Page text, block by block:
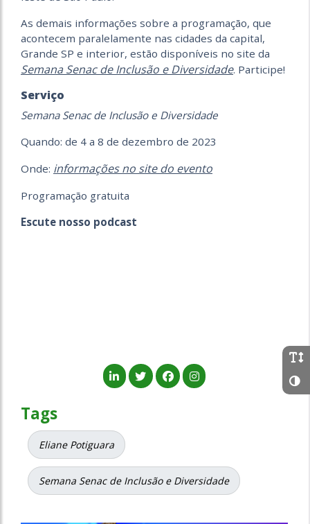
As demais informações sobre a programação, que
acontecem paralelamente nas cidades da capital,
Grande SP e interior, estão disponíveis no site da
Semana Senac de Inclusão e Diversidade. Participe!
Serviço
Semana Senac de Inclusão e Diversidade
Quando: de 4 a 8 de dezembro de 2023
Onde: informações no site do evento
Programação gratuita
Escute nosso podcast
Tags
Eliane Potiguara
Semana Senac de Inclusão e Diversidade